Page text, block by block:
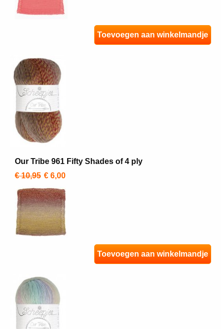
Toevoegen aan winkelmandje
Our Tribe 961 Fifty Shades of 4 ply
€ 10,95 € 6,00
Toevoegen aan winkelmandje